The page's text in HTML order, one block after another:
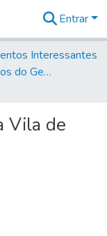
Entrar
Interessantes
Volume 93 - Ofícios do General D. Luiz em favor da praça do Iguatemi (1775)
Vila de